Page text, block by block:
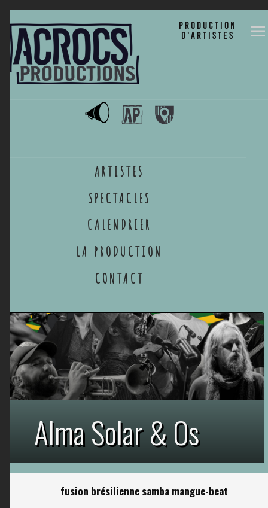
ACROCS
Production
d'artistes
ARTISTES
SPECTACLES
CALENDRIER
LA PRODUCTION
CONTACT
Alma Solar & Os
Papagaios
fusion brésilienne samba mangue-beat